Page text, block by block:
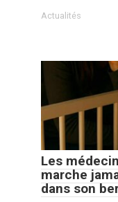
Actualités
Les
marche
dans son